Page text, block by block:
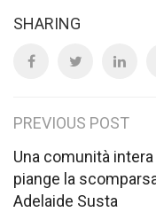
SHARING
Post
navigation
PREVIOUS POST
Una comunità intera
piange la
Adelaide Susta